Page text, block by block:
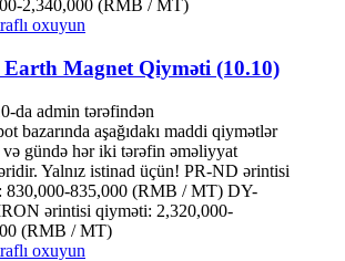
2,340,000 (RMB / MT)
oxuyun
Magnet Qiyməti (10.10)
da admin tərəfindən
bazarında aşağıdakı maddi qiymətlər
və gündə hər iki tərəfin əməliyyat
Yalnız istinad üçün! PR-ND ərintisi
830,000-835,000 (RMB / MT) DY-
ərintisi qiyməti: 2,320,000-
(RMB / MT)
oxuyun